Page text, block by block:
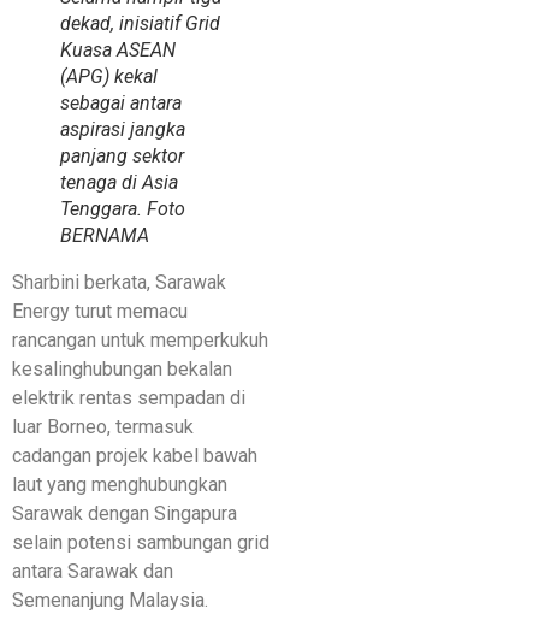
dekad, inisiatif Grid
Kuasa ASEAN
(APG) kekal
sebagai antara
aspirasi jangka
panjang sektor
tenaga di Asia
Tenggara. Foto
BERNAMA
Sharbini berkata, Sarawak
Energy turut memacu
rancangan untuk memperkukuh
kesalinghubungan bekalan
elektrik rentas sempadan di
luar Borneo, termasuk
cadangan projek kabel bawah
laut yang menghubungkan
Sarawak dengan Singapura
selain potensi sambungan grid
antara Sarawak dan
Semenanjung Malaysia.